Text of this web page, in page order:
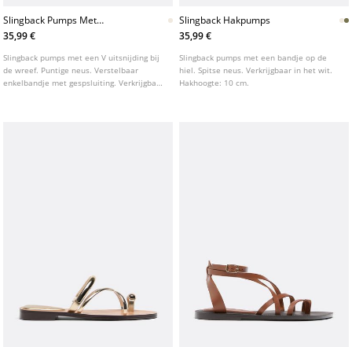
Slingback Pumps Met
Vuitsnijding
35,99 €
Slingback pumps met een V uitsnijding bij
de wreef. Puntige neus. Verstelbaar
enkelbandje met gespsluiting. Verkrijgbaar
Slingback Hakpumps
35,99 €
Slingback pumps met een bandje op de
hiel. Spitse neus. Verkrijgbaar in het wit.
Hakhoogte: 10 cm.